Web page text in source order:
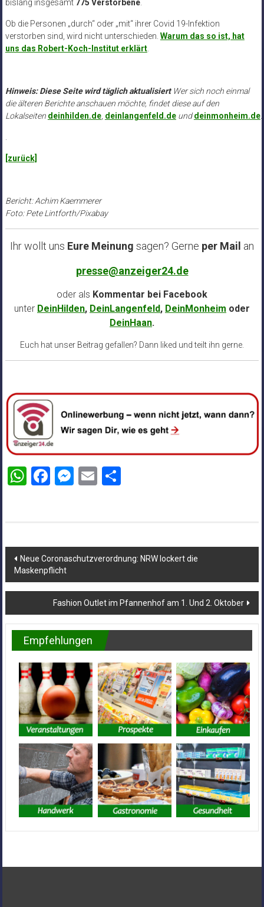
bislang insgesamt 775 Verstorbene.
Ob die Personen „durch“ oder „mit“ ihrer Covid 19-Infektion
verstorben sind, wird nicht unterschieden. Warum das so ist, hat
uns das Robert-Koch-Institut erklärt.
Hinweis: Diese Seite wird täglich aktualisiert Wer sich noch einmal
die älteren Berichte anschauen möchte, findet diese auf den
Lokalseiten deinhilden.de, deinlangenfeld.deunddeinmonheim.de.
.
[zurück]
Bericht: Achim Kaemmerer
Foto: Pete Lintforth/Pixabay
Ihr wollt uns Eure Meinung sagen? Gerne per Mail an
presse@anzeiger24.de
oder als Kommentar bei Facebook
unter DeinHilden, DeinLangenfeld, DeinMonheim oder
DeinHaan.
Euch hat unser Beitrag gefallen? Dann liked und teilt ihn gerne.
WhatsApp
Facebook
Messenger
EmailTeilen
Beitragsnavigation
Neue Coronaschutzverordnung: NRW lockert die
Maskenpflicht
Fashion Outlet im Pfannenhof am 1. Und 2. Oktober
Empfehlungen